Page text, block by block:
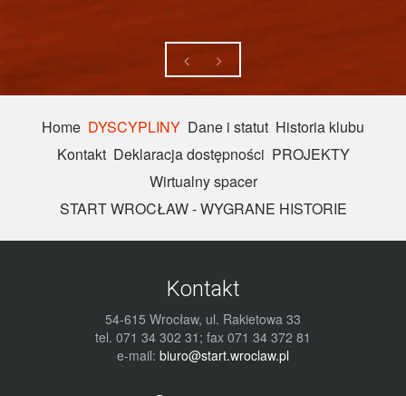
Home DYSCYPLINY Dane i statut Historia klubu
Kontakt Deklaracja dostępności PROJEKTY
Wirtualny spacer
START WROCŁAW - WYGRANE HISTORIE
Kontakt
54-615 Wrocław, ul. Rakietowa 33
tel. 071 34 302 31; fax 071 34 372 81
e-mail: biuro@start.wroclaw.pl